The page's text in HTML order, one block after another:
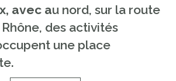
avec au nord, sur la route
des activités
une place